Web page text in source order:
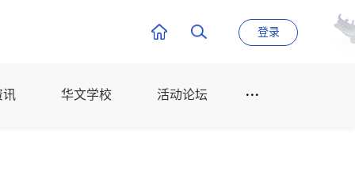
登录
讯 华文学校 活动论坛